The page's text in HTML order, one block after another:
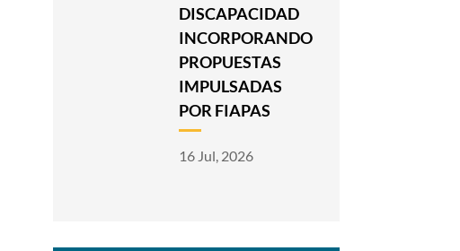
DISCAPACIDAD
INCORPORANDO
PROPUESTAS
IMPULSADAS
POR FIAPAS
16 Jul, 2026